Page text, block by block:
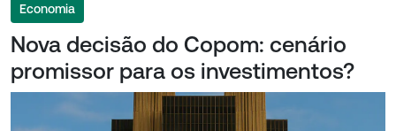
Economia
Nova decisão do Copom: cenário
promissor para os investimentos?